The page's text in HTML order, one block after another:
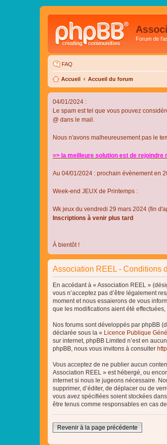
Forum de
FAQ
Accueil Accueil du forum
04/01/2024 :
Le spam est tel que vous pouvez
@ dans le mail.
Nous n'avons malheureusement pas le
=> la meilleure solution est de rejoindre
Au 04/01/2024 : prochain évènement en
Week-end JEUX de Printemps :
Wk jeux du vendredi 29 mars 2024 (fin
Inscriptions à venir plus tard
À bientôt !
Association REEL - Conditions
En accédant à « Association REEL »
vous n’acceptez pas d’être légalement
moment et nous essaierons de vous
que les modifications aient été
Nos forums sont développés par phpBB
déclarée sous la « Licence Publique
sur internet, phpBB Limited n’est en
phpBB, nous vous invitons à consulter
Vous acceptez de ne publier aucun
Association REEL » est hébergé, ou
internet si nous le jugeons nécessaire.
supprimer, d’éditer, de déplacer ou de
vous avez spécifiées soient stockées
être tenus comme responsables en cas
Revenir à la page précédente